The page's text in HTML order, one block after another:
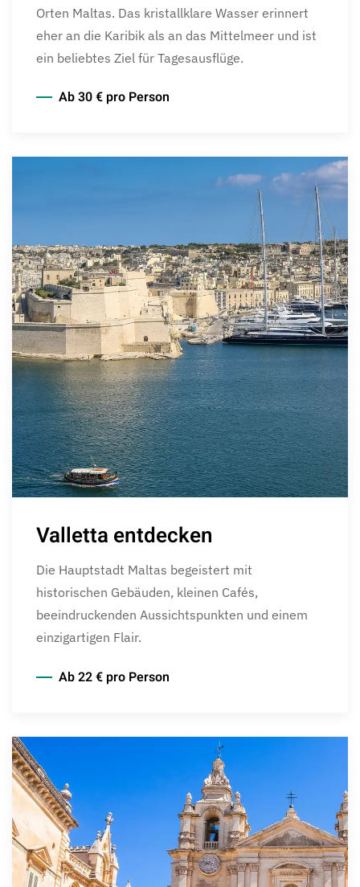
Orten Maltas. Das kristallklare Wasser erinnert
eher an die Karibik als an das Mittelmeer und ist
ein beliebtes Ziel für Tagesausflüge.
Ab 30 € pro Person
Valletta entdecken
Die Hauptstadt Maltas begeistert mit
historischen Gebäuden, kleinen Cafés,
beeindruckenden Aussichtspunkten und einem
einzigartigen Flair.
Ab 22 € pro Person